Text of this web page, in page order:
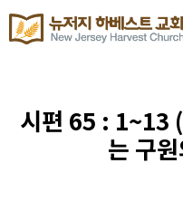
시편 65 : 1~13
는 구